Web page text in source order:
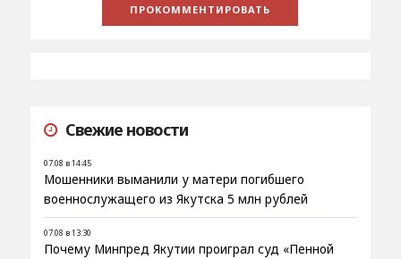
Свежие новости
07.08 в 14:45
Мошенники выманили у матери погибшего
военнослужащего из Якутска 5 млн рублей
07.08 в 13:30
Почему Минпред Якутии проиграл суд «Пенной